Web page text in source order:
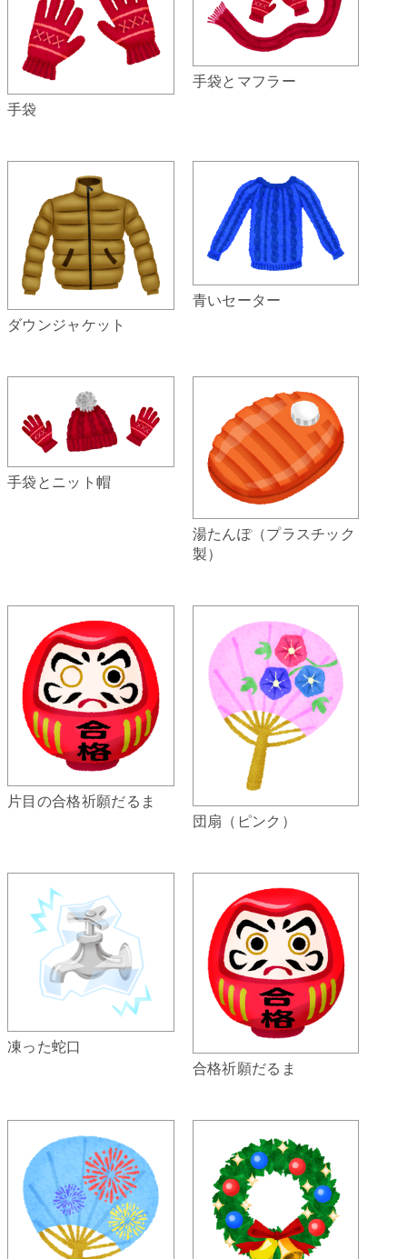
手袋
手袋とマフラー
ダウンジャケット
青いセーター
手袋とニット帽
湯たんぽ（プラスチック
製）
片目の合格祈願だるま
団扇（ピンク）
凍った蛇口
合格祈願だるま